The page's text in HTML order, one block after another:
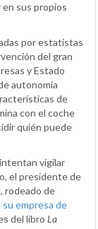
sus propios
por estatistas
del gran
y Estado
autonomía
de
con el coche
quién puede
vigilar
el presidente de
rodeado de
empresa de
del libro La